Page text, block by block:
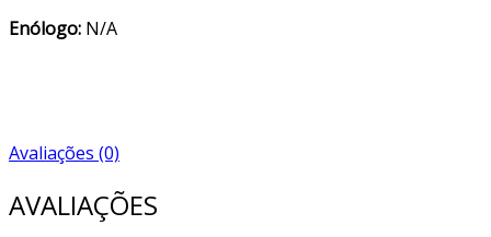
Enólogo: N/A
Avaliações (0)
AVALIAÇÕES